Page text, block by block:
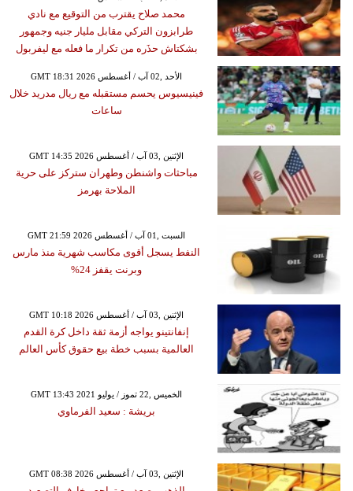
محمد صلاح يقترب من التوقيع مع نادي
طرابزون التركي مقابل مليار جنيه وجمهور
بشكتاش حذَره من تكرار ما فعله مع ليفربول
GMT 18:31 2026 الأحد ,02 آب / أغسطس
فينيسيوس يحسم مستقبله مع ريال مدريد خلال
ساعات
GMT 14:35 2026 الإثنين ,03 آب / أغسطس
مباحثات واشنطن وطهران ستركز على حرية
الملاحة بهرمز
GMT 21:59 2026 السبت ,01 آب / أغسطس
النفط يسجل أقوى مكاسب شهرية منذ مارس
وبرنت يقفز 24%
GMT 10:18 2026 الإثنين ,03 آب / أغسطس
إنفانتينو يواجه أزمة ثقة داخل كرة القدم
العالمية بسبب خطة بيع حقوق كأس العالم
GMT 13:43 2021 الخميس ,22 تموز / يوليو
بريشة : سعيد الفرماوي
GMT 08:38 2026 الإثنين ,03 آب / أغسطس